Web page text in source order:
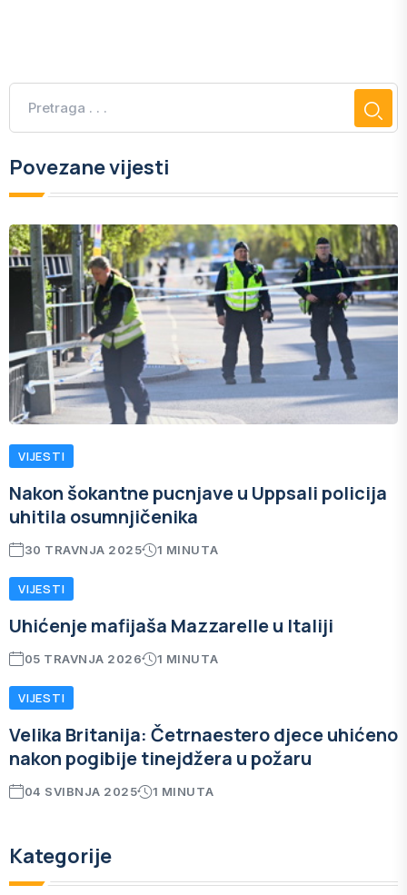
Povezane vijesti
VIJESTI
Nakon šokantne pucnjave u Uppsali policija
uhitila osumnjičenika
30 TRAVNJA 2025 1 MINUTA
VIJESTI
Uhićenje mafijaša Mazzarelle u Italiji
05 TRAVNJA 2026 1 MINUTA
VIJESTI
Velika Britanija: Četrnaestero djece uhićeno
nakon pogibije tinejdžera u požaru
04 SVIBNJA 2025 1 MINUTA
Kategorije